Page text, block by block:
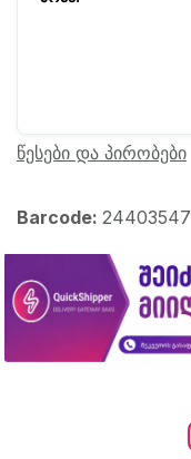
წესები და პირობები
Barcode: 24403547